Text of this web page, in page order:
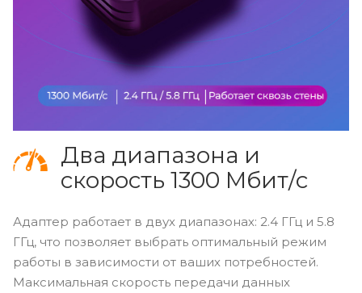
Два диапазона и
скорость 1300 Мбит/с
Адаптер работает в двух диапазонах: 2.4 ГГц и 5.8
ГГц, что позволяет выбрать оптимальный режим
работы в зависимости от ваших потребностей.
Максимальная скорость передачи данных